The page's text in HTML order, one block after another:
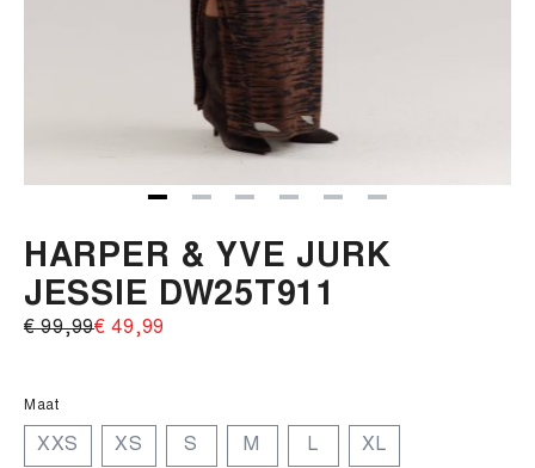
HARPER & YVE JURK
JESSIE DW25T911
€ 99,99‌€ 49,99‌
Maat
XXS XS S M L XL